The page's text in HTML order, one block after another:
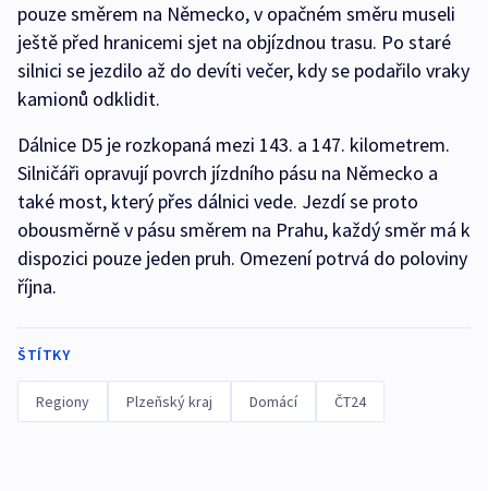
pouze směrem na Německo, v opačném směru museli
ještě před hranicemi sjet na objízdnou trasu. Po staré
silnici se jezdilo až do devíti večer, kdy se podařilo vraky
kamionů odklidit.
Dálnice D5 je rozkopaná mezi 143. a 147. kilometrem.
Silničáři opravují povrch jízdního pásu na Německo a
také most, který přes dálnici vede. Jezdí se proto
obousměrně v pásu směrem na Prahu, každý směr má k
dispozici pouze jeden pruh. Omezení potrvá do poloviny
října.
ŠTÍTKY
Regiony Plzeňský kraj Domácí ČT24